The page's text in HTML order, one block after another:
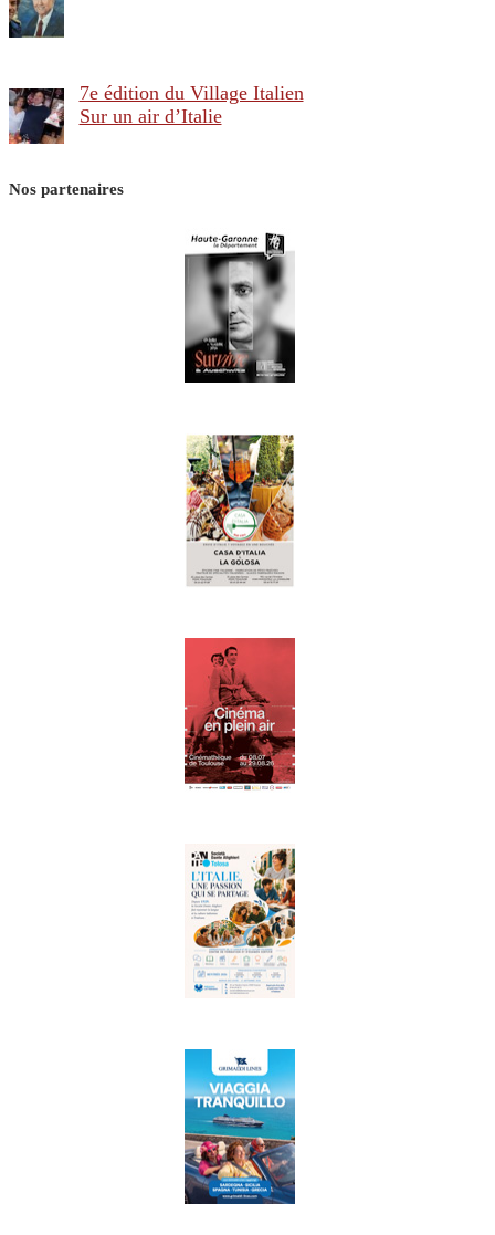
7e édition du Village Italien
Sur un air d’Italie
Nos partenaires